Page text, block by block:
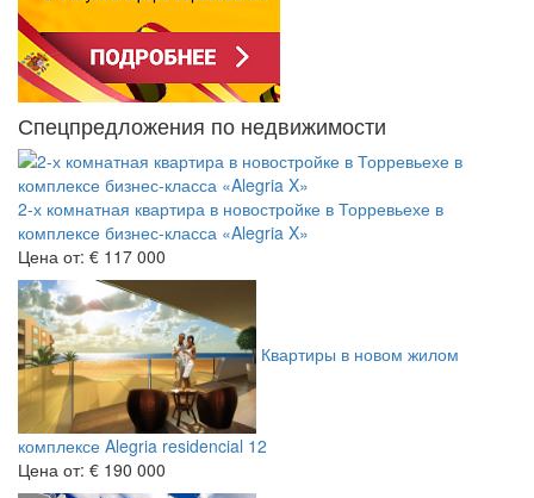
Спецпредложения по недвижимости
2-х комнатная квартира в новостройке в Торревьехе в
комплексе бизнес-класса «Alegria X»
Цена от: € 117 000
Квартиры в новом жилом
комплексе Alegria residencial 12
Цена от: € 190 000